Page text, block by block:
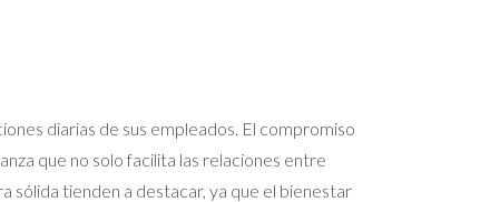
diarias de sus empleados. El compromiso
que no solo facilita las relaciones entre
sólida tienden a destacar, ya que el bienestar